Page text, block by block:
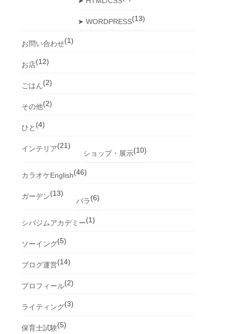
➤ WORDPRESS(13)
お問い合わせ(1)
お店(12)
ごはん(2)
その他(2)
ひと (4)
インテリア(21)
ショップ・展示(10)
カラオケEnglish(46)
ガーデン(13)
バラ(6)
シバジムアカデミー(1)
ソーイング(5)
ブログ運営(14)
プロフィール(2)
ライティング(3)
保育士試験(5)